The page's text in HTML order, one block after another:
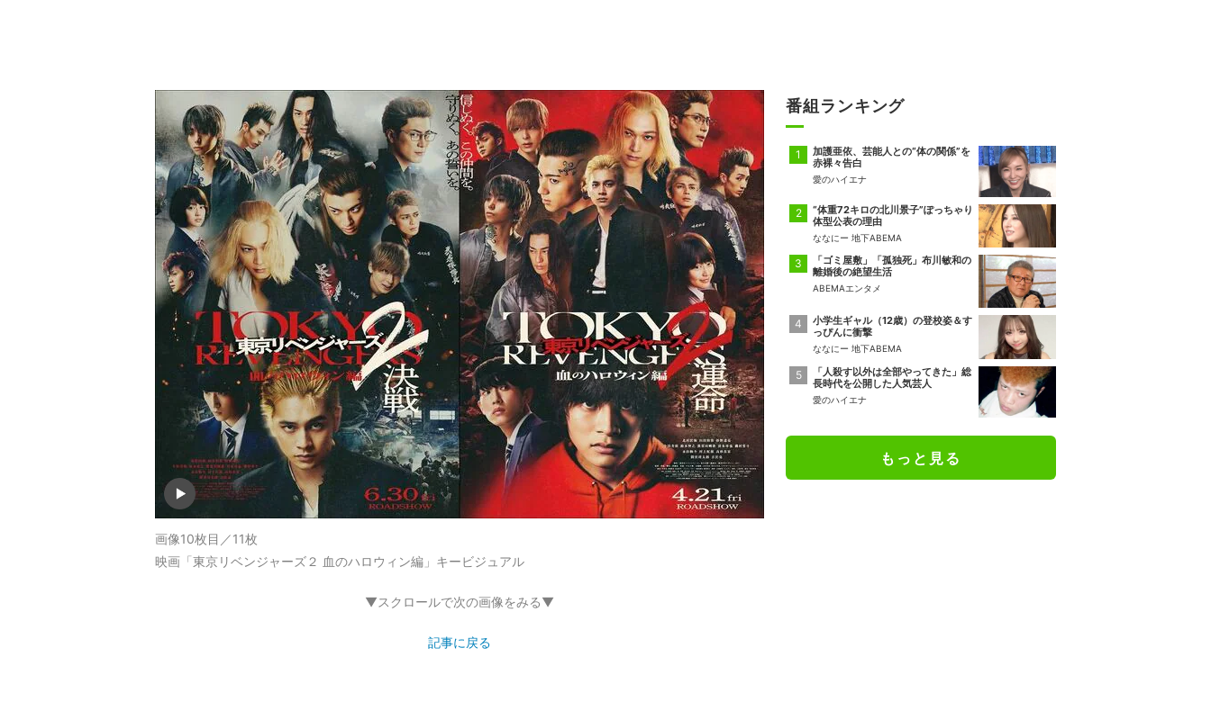
画像10枚目／11枚
映画「東京リベンジャーズ２ 血のハロウィン編」キービジュアル
▼スクロールで次の画像をみる▼
記事に戻る
番組ランキング
加護亜依、芸能人との“体の関係”を
赤裸々告白
愛のハイエナ
“体重72キロの北川景子”ぽっちゃり
体型公表の理由
ななにー 地下ABEMA
「ゴミ屋敷」「孤独死」布川敏和の
離婚後の絶望生活
ABEMAエンタメ
小学生ギャル（12歳）の登校姿＆す
っぴんに衝撃
ななにー 地下ABEMA
「人殺す以外は全部やってきた」総
長時代を公開した人気芸人
愛のハイエナ
もっと見る